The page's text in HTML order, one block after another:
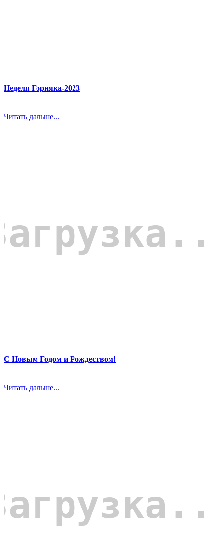
Неделя Горняка-2023
Читать дальше...
С Новым Годом и Рождеством!
Читать дальше...